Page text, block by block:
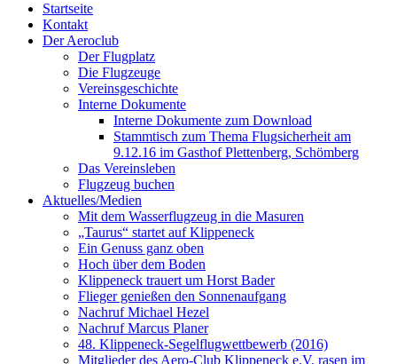
Startseite
Kontakt
Der Aeroclub
Der Flugplatz
Die Flugzeuge
Vereinsgeschichte
Interne Dokumente
Interne Dokumente zum Download
Stammtisch zum Thema Flugsicherheit am
9.12.16 im Gasthof Plettenberg, Schömberg
Das Vereinsleben
Flugzeug buchen
Aktuelles/Medien
Mit dem Wasserflugzeug in die Masuren
„Taurus“ startet auf Klippeneck
Ein Genuss ganz oben
Hoch über dem Boden
Klippeneck trauert um Horst Bader
Flieger genießen den Sonnenaufgang
Nachruf Michael Hezel
Nachruf Marcus Planer
48. Klippeneck-Segelflugwettbewerb (2016)
Mitglieder des Aero-Club Klippeneck e.V. rasen im